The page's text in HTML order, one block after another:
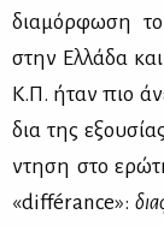
δια­μόρ­φω­ση
στην Ελ­λά­δα
Κ.Π. ήταν πιο
δια της
ντη­ση στο
«différance»: